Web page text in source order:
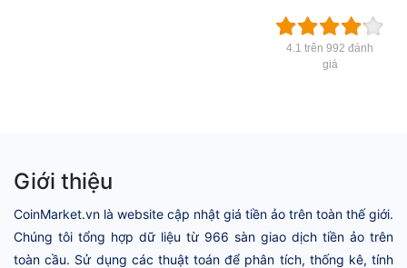
4.1 trên 992 đánh
giá
Giới thiệu
CoinMarket.vn là website cập nhật giá tiền ảo trên toàn thế giới.
Chúng tôi tổng hợp dữ liệu từ 966 sàn giao dịch tiền ảo trên
toàn cầu. Sử dụng các thuật toán để phân tích, thống kê, tính